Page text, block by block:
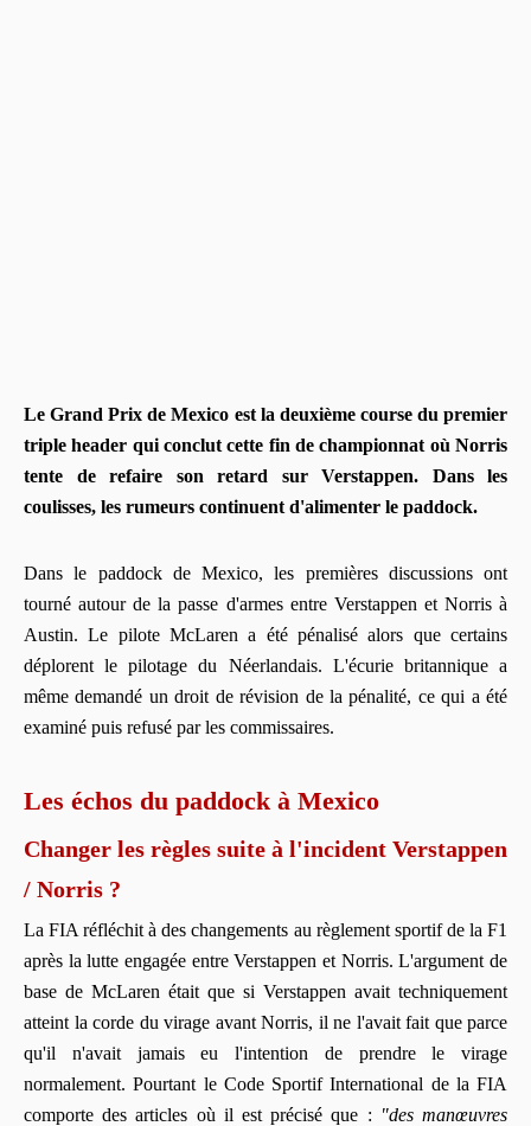
Le Grand Prix de Mexico est la deuxième course du premier
triple header qui conclut cette fin de championnat où Norris
tente de refaire son retard sur Verstappen. Dans les
coulisses, les rumeurs continuent d'alimenter le paddock.
Dans le paddock de Mexico, les premières discussions ont
tourné autour de la passe d'armes entre Verstappen et Norris à
Austin. Le pilote McLaren a été pénalisé alors que certains
déplorent le pilotage du Néerlandais. L'écurie britannique a
même demandé un droit de révision de la pénalité, ce qui a été
examiné puis refusé par les commissaires.
Les échos du paddock à Mexico
Changer les règles suite à l'incident Verstappen
/ Norris ?
La FIA réfléchit à des changements au règlement sportif de la F1
après la lutte engagée entre Verstappen et Norris. L'argument de
base de McLaren était que si Verstappen avait techniquement
atteint la corde du virage avant Norris, il ne l'avait fait que parce
qu'il n'avait jamais eu l'intention de prendre le virage
normalement. Pourtant le Code Sportif International de la FIA
comporte des articles où il est précisé que : "des manœuvres